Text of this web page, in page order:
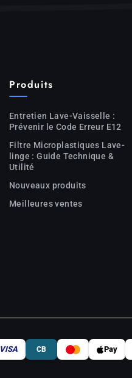
Produits
Entretien Lave-Vaisselle :
Prévenir le Code Erreur E12
Filtre Microplastiques Lave-
linge : Guide Technique &
Utilité
Nouveaux produits
Meilleures ventes
VISA CB Pay